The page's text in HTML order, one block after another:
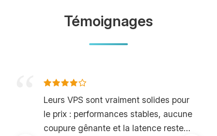
Témoignages
Leurs VPS sont vraiment solides pour
le prix : performances stables, aucune
coupure gênante et la latence reste